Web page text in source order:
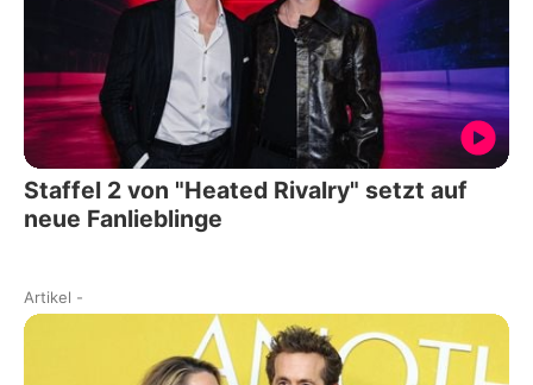
Staffel 2 von "Heated Rivalry" setzt auf
neue Fanlieblinge
Artikel -